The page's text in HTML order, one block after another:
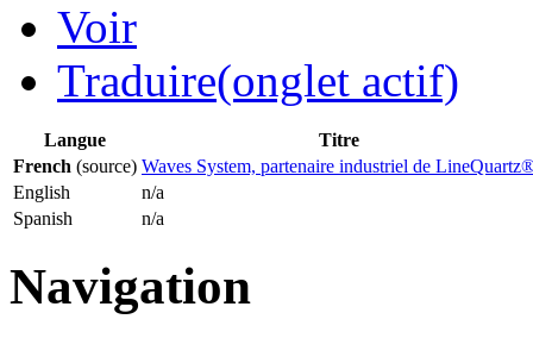
Voir
Traduire(onglet actif)
Langue
Titre
French (source) Waves System, partenaire industriel de
English
n/a
Spanish
n/a
Navigation